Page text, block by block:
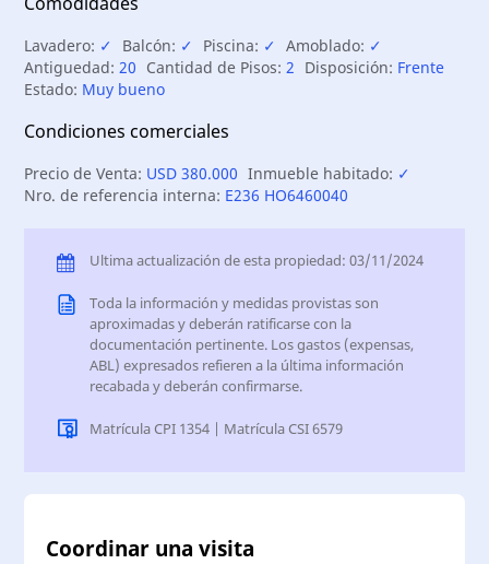
Lavadero: ✓ Balcón: ✓ Piscina: ✓ Amoblado: ✓
Antiguedad:20 Cantidad de Pisos:2 Disposición: Frente
Estado: Muy bueno
Condiciones comerciales
Precio de Venta: USD 380.000 Inmueble habitado: ✓
Nro. de referencia interna: E236 HO6460040
Ultima actualización de esta propiedad: 03/11/2024
Toda la información y medidas provistas son
aproximadas y deberán ratificarse con la
documentación pertinente. Los gastos (expensas,
ABL) expresados refieren a la última información
recabada y deberán confirmarse.
Matrícula CPI 1354 | Matrícula CSI 6579
Coordinar una visita